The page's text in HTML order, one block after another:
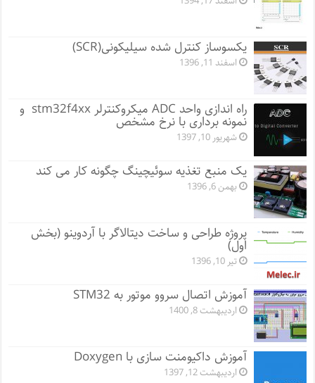
یکسوساز کنترل شده سیلیکونی(SCR)
اسفند 11, 1396
راه اندازی واحد ADC میکروکنترلر stm32f4xx و
نمونه برداری با نرخ مشخص
شهریور 10, 1397
یک منبع تغذیه سوئیچینگ چگونه کار می کند
بهمن 6, 1396
پروژه طراحی و ساخت دیتالاگر با آردوینو (بخش
اول)
تیر 10, 1396
آموزش اتصال سروو موتور به STM32
اردیبهشت 8, 1400
آموزش داکیومنت سازی با Doxygen
اردیبهشت 12, 1397